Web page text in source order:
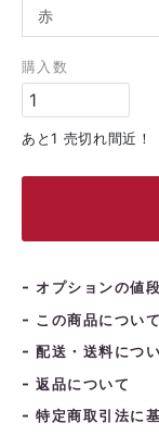
オプションの値
この商品につい
配送・送料につ
返品について
特定商取引法に
購入数
あと1 売切れ間近！